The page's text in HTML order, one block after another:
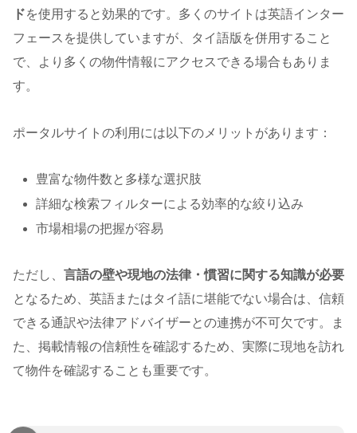
ドを使用すると効果的です。多くのサイトは英語インター
フェースを提供していますが、タイ語版を併用すること
で、より多くの物件情報にアクセスできる場合もありま
す。
ポータルサイトの利用には以下のメリットがあります：
豊富な物件数と多様な選択肢
詳細な検索フィルターによる効率的な絞り込み
市場相場の把握が容易
ただし、 言語の壁や現地の法律・慣習に関する知識が必要
となるため、英語またはタイ語に堪能でない場合は、信頼
できる通訳や法律アドバイザーとの連携が不可欠です。ま
た、掲載情報の信頼性を確認するため、実際に現地を訪れ
て物件を確認することも重要です。